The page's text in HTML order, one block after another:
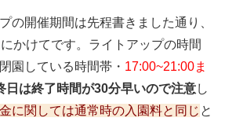
の開催期間は先程書きました通り、
にかけてです。ライトアップの時間
園している時間帯・ 17:00~21:00ま
日は終了時間が30分早いので注意し
に関しては通常時の入園料と同じ と